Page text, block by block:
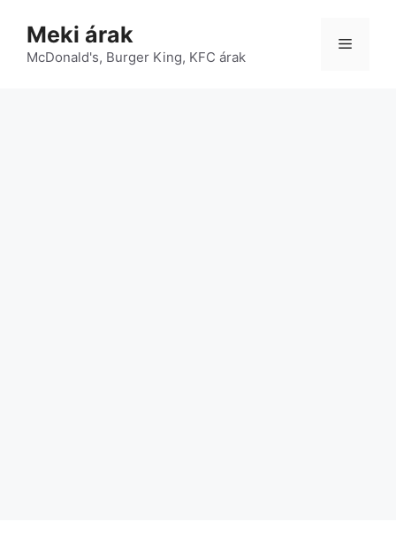
tartalomba
Meki árak
McDonald's, Burger King, KFC árak
Menü